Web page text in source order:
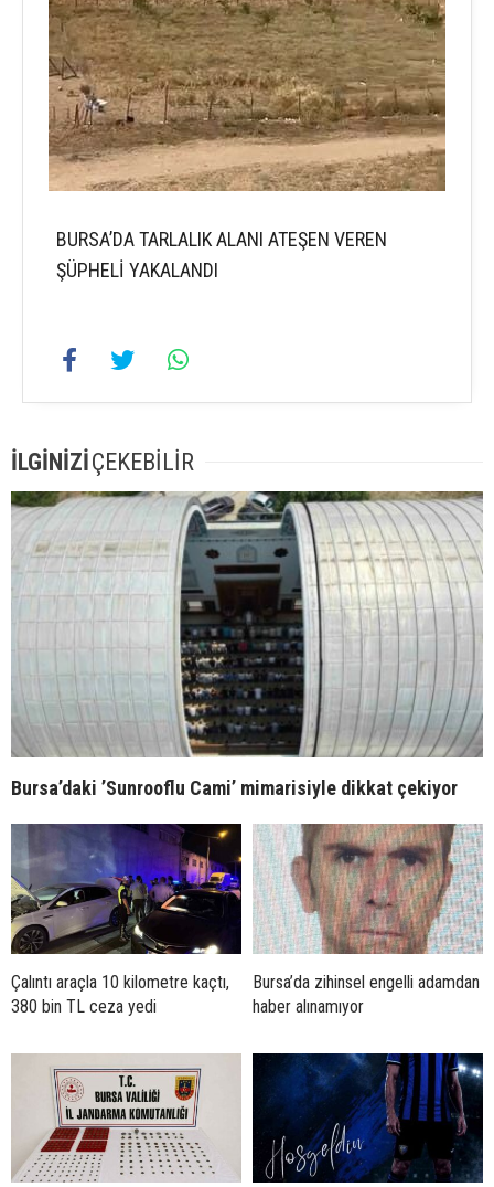
BURSA’DA TARLALIK ALANI ATEŞEN VEREN
ŞÜPHELİ YAKALANDI
İLGİNİZİÇEKEBİLİR
Bursa’daki ’Sunrooflu Cami’ mimarisiyle dikkat çekiyor
Çalıntı araçla 10 kilometre kaçtı,
380 bin TL ceza yedi
Bursa’da zihinsel engelli adamdan
haber alınamıyor